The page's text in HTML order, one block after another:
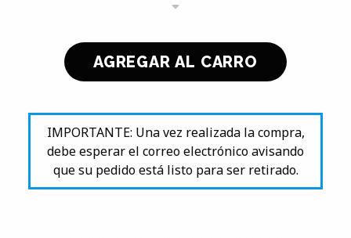
IMPORTANTE: Una vez realizada la compra,
debe esperar el correo electrónico avisando
que su pedido está listo para ser retirado.